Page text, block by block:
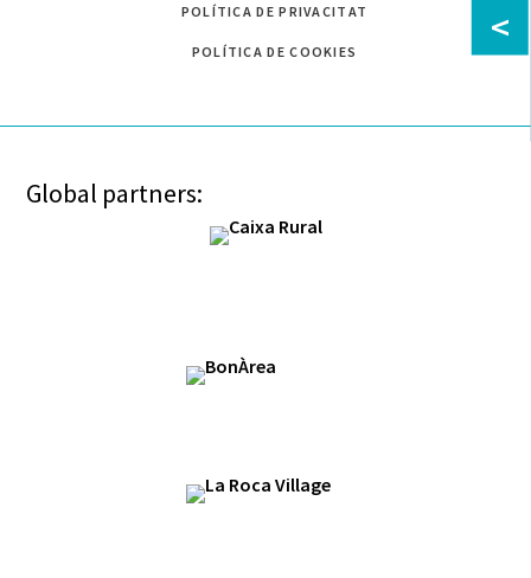
POLÍTICA DE PRIVACITAT
POLÍTICA DE COOKIES
Global partners:
<